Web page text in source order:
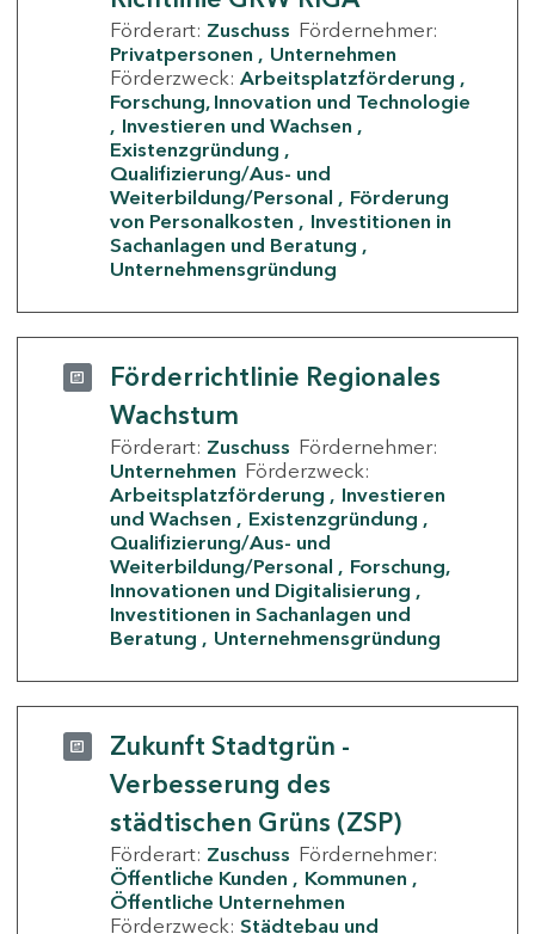
Förderart: Zuschuss Fördernehmer:
Privatpersonen
Unternehmen
Förderzweck: Arbeitsplatzförderung
Forschung, Innovation und Technologie
Investieren und Wachsen
Existenzgründung
Qualifizierung/Aus- und
Weiterbildung/Personal
Förderung
von Personalkosten
Investitionen in
Sachanlagen und Beratung
Unternehmensgründung
Förderrichtlinie Regionales
Wachstum
Förderart: Zuschuss Fördernehmer:
Unternehmen Förderzweck:
Arbeitsplatzförderung
Investieren
und Wachsen
Existenzgründung
Qualifizierung/Aus- und
Weiterbildung/Personal
Forschung,
Innovationen und Digitalisierung
Investitionen in Sachanlagen und
Beratung
Unternehmensgründung
Zukunft Stadtgrün -
Verbesserung des
städtischen Grüns (ZSP)
Förderart: Zuschuss Fördernehmer:
Öffentliche Kunden
Kommunen
Öffentliche Unternehmen
Förderzweck: Städtebau und